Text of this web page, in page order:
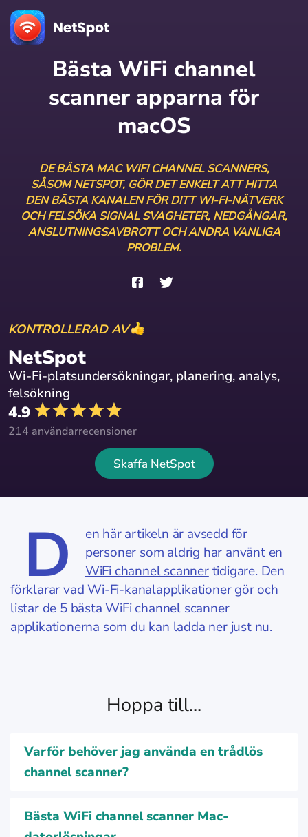
Bästa WiFi channel
scanner apparna för
macOS
DE BÄSTA MAC WIFI CHANNEL SCANNERS,
SÅSOMNETSPOT, GÖR DET ENKELT ATT HITTA
DEN BÄSTA KANALEN FÖR DITT WI-FI-NÄTVERK
OCH FELSÖKA SIGNAL SVAGHETER, NEDGÅNGAR,
ANSLUTNINGSAVBROTT OCH ANDRA VANLIGA
PROBLEM.
KONTROLLERAD AV
NetSpot
Wi-Fi-platsundersökningar, planering, analys,
felsökning
4.9
214 användarrecensioner
Skaffa NetSpot
D
en här artikeln är avsedd för
personer som aldrig har använt en
WiFi channel scannertidigare. Den
förklarar vad Wi-Fi-kanalapplikationer gör och
listar de 5 bästa WiFi channel scanner
applikationerna som du kan ladda ner just nu.
Hoppa till...
Varför behöver jag använda en trådlös
channel scanner?
Bästa WiFi channel scanner Mac-